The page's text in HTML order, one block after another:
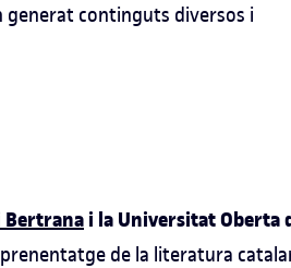
continguts diversos i
Bertranai la Universitat Oberta
de la literatura